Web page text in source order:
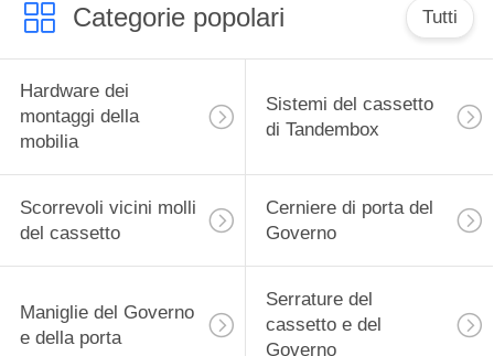
Categorie popolari Tutti
Hardware dei
montaggi della
mobilia
Sistemi del cassetto
di Tandembox
Scorrevoli vicini molli
del cassetto
Cerniere di porta del
Governo
Maniglie del Governo
e della porta
Serrature del
cassetto e del
Governo